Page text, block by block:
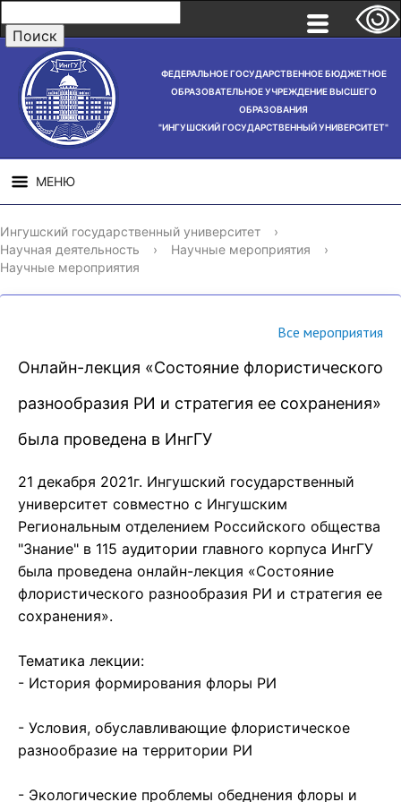
ФЕДЕРАЛЬНОЕ ГОСУДАРСТВЕННОЕ БЮДЖЕТНОЕ
ОБРАЗОВАТЕЛЬНОЕ УЧРЕЖДЕНИЕ ВЫСШЕГО
ОБРАЗОВАНИЯ
"ИНГУШСКИЙ ГОСУДАРСТВЕННЫЙ УНИВЕРСИТЕТ"
МЕНЮ
СВЕДЕНИЯ ОБ
ОБРАЗОВАТЕЛЬНОЙ
ОРГАНИЗАЦИИ
НАУЧНАЯ
ДЕЯТЕЛЬНОСТЬ
Ингушский государственный университет
›
Научная деятельность
› Научные мероприятия
›
Научные мероприятия
Все мероприятия
Онлайн-лекция «Состояние флористического
разнообразия РИ и стратегия ее сохранения»
была проведена в ИнгГУ
21 декабря 2021г. Ингушский государственный
университет совместно с Ингушским
Региональным отделением Российского общества
"Знание" в 115 аудитории главного корпуса ИнгГУ
была проведена онлайн-лекция «Состояние
флористического разнообразия РИ и стратегия ее
сохранения».
Тематика лекции:
- История формирования флоры РИ
- Условия, обуславливающие флористическое
разнообразие на территории РИ
- Экологические проблемы обеднения флоры и